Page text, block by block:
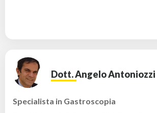
Dott. Angelo Antoniozzi
Specialista in Gastroscopia